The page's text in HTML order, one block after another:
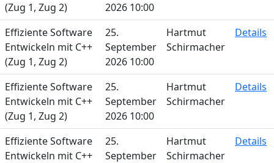
(Zug 1, Zug 2)
2026 10:00
Effiziente Software
Entwickeln mit C++
(Zug 1, Zug 2)
25.
September
2026 10:00
Hartmut
Schirmacher
Details
Effiziente Software
Entwickeln mit C++
(Zug 1, Zug 2)
25.
September
2026 10:00
Hartmut
Schirmacher
Details
Effiziente Software
Entwickeln mit C++
25.
September
Hartmut
Schirmacher
Details